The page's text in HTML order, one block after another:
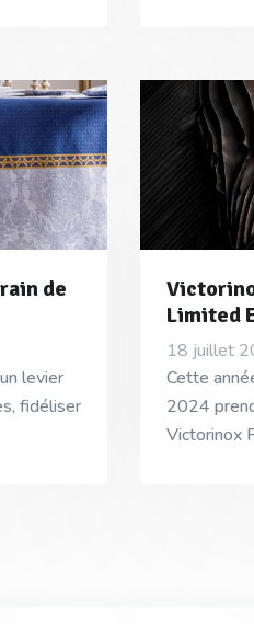
de
levier
fidéliser
Limited
18 juillet
Cette
2024
Victorinox